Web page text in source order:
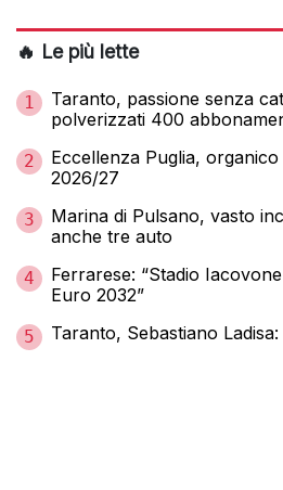
🔥 Le più lette
1
Taranto, passione senza
polverizzati 400
2
Eccellenza Puglia,
2026/27
3
Marina di Pulsano, vasto
anche tre auto
4
Ferrarese: “Stadio
Euro 2032”
5 Taranto, Sebastiano